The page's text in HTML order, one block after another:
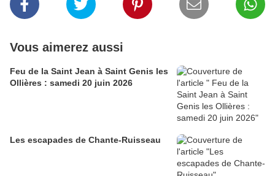
Vous aimerez aussi
Feu de la Saint Jean à Saint Genis les
Ollières : samedi 20 juin 2026
Les escapades de Chante-Ruisseau